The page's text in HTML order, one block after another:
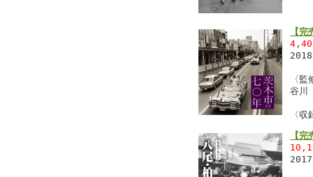
【
〈監
谷川
〈
【